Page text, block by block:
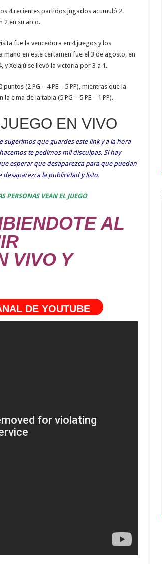
4 recientes partidos jugados acumuló 2
2 en su arco.
fue la vencedora en 4 juegos y los
en este certamen fue el 3 de agosto, en
Xelajú se llevó la victoria por 3 a 1.
(2 PG – 4 PE – 5 PP), mientras que la
cima de la tabla (5 PG – 5 PE – 1 PP).
EN VIVO
que guardes este link y a la hora
te pedimos mil disculpas. Sí hay
esperar que desaparezca para que puedan
desaparezca la publicidad y listo.
PERSONAS VEAN EL JUEGO
AL
VIVO Y
DE YOUTUBE